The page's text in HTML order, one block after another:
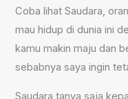
Coba lihat Saudara,
mau hidup di dunia ini
kamu makin maju dan
sebabnya saya ingin
Saudara tanya saja